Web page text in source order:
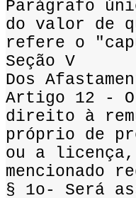
Parágrafo
do valor de
refere o
Seção V
Dos
Artigo 12 -
direito à
próprio de
ou a
mencionado
§ 1o- Será